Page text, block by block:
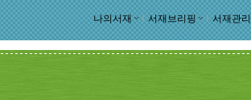
나의서재 ｌ 서재브리핑 ｌ 서재관리